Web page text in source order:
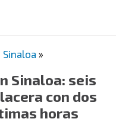
Sinaloa »
Sinaloa: seis
con dos
horas